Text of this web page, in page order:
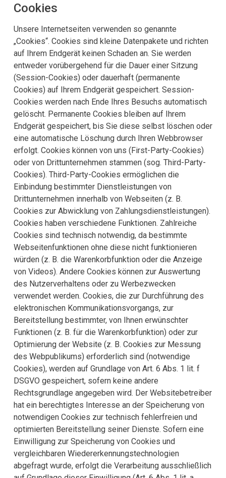
Cookies
Unsere Internetseiten verwenden so genannte
„Cookies“. Cookies sind kleine Datenpakete und richten
auf Ihrem Endgerät keinen Schaden an. Sie werden
entweder vorübergehend für die Dauer einer Sitzung
(Session-Cookies) oder dauerhaft (permanente
Cookies) auf Ihrem Endgerät gespeichert. Session-
Cookies werden nach Ende Ihres Besuchs automatisch
gelöscht. Permanente Cookies bleiben auf Ihrem
Endgerät gespeichert, bis Sie diese selbst löschen oder
eine automatische Löschung durch Ihren Webbrowser
erfolgt. Cookies können von uns (First-Party-Cookies)
oder von Drittunternehmen stammen (sog. Third-Party-
Cookies). Third-Party-Cookies ermöglichen die
Einbindung bestimmter Dienstleistungen von
Drittunternehmen innerhalb von Webseiten (z. B.
Cookies zur Abwicklung von Zahlungsdienstleistungen).
Cookies haben verschiedene Funktionen. Zahlreiche
Cookies sind technisch notwendig, da bestimmte
Webseitenfunktionen ohne diese nicht funktionieren
würden (z. B. die Warenkorbfunktion oder die Anzeige
von Videos). Andere Cookies können zur Auswertung
des Nutzerverhaltens oder zu Werbezwecken
verwendet werden. Cookies, die zur Durchführung des
elektronischen Kommunikationsvorgangs, zur
Bereitstellung bestimmter, von Ihnen erwünschter
Funktionen (z. B. für die Warenkorbfunktion) oder zur
Optimierung der Website (z. B. Cookies zur Messung
des Webpublikums) erforderlich sind (notwendige
Cookies), werden auf Grundlage von Art. 6 Abs. 1 lit. f
DSGVO gespeichert, sofern keine andere
Rechtsgrundlage angegeben wird. Der Websitebetreiber
hat ein berechtigtes Interesse an der Speicherung von
notwendigen Cookies zur technisch fehlerfreien und
optimierten Bereitstellung seiner Dienste. Sofern eine
Einwilligung zur Speicherung von Cookies und
vergleichbaren Wiedererkennungstechnologien
abgefragt wurde, erfolgt die Verarbeitung ausschließlich